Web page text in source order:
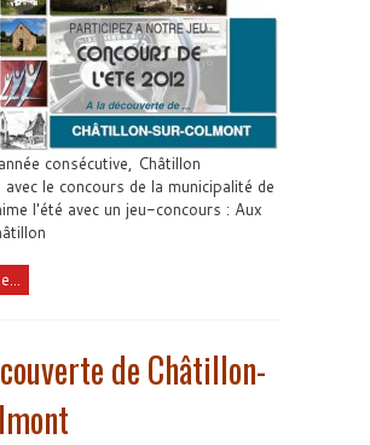
consécutive, Châtillon
le concours de la municipalité de
l'été avec un jeu-concours : Aux
de Châtillon-